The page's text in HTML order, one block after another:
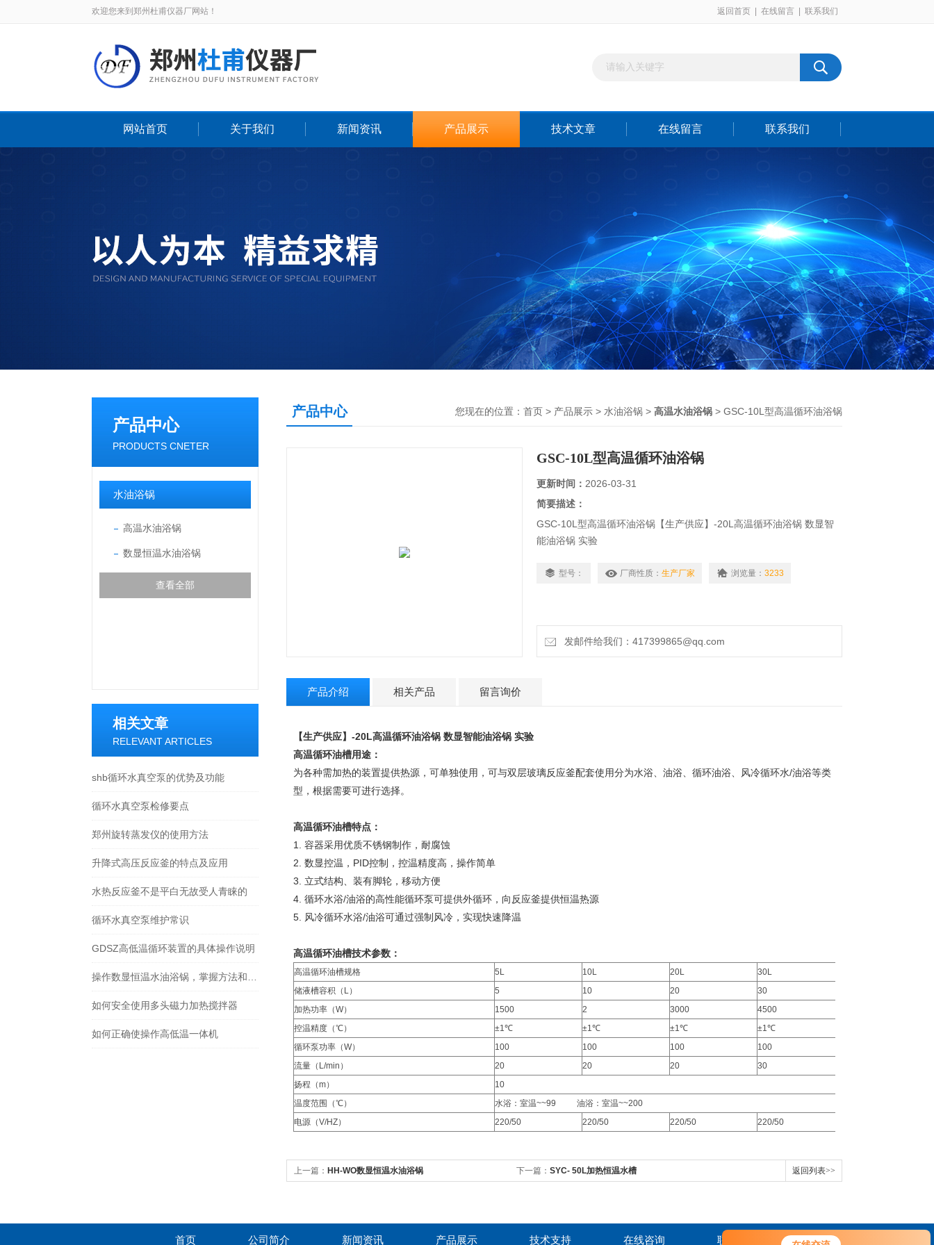
欢迎您来到郑州杜甫仪器厂网站！ 返回首页 在线留言 联系我们
网站首页 关于我们 新闻资讯 产品展示 技术文章 在线留言 联系我们
产品中心
PRODUCTS CNETER
水油浴锅
高温水油浴锅
数显恒温水油浴锅
查看全部
相关文章
RELEVANT ARTICLES
shb循环水真空泵的优势及功能
循环水真空泵检修要点
郑州旋转蒸发仪的使用方法
升降式高压反应釜的特点及应用
水热反应釜不是平白无故受人青睐的
循环水真空泵维护常识
GDSZ高低温循环装置的具体操作说明
如何安全使用多头磁力加热搅拌器
如何正确使操作高低温一体机
产品中心 您现在的位置： 首页 > 产品展示 > 水油浴锅 > 高温水油浴锅 > GSC-10L型高温循环油浴锅
GSC-10L型高温循环油浴锅
更新时间： 2026-03-31
简要描述：
GSC-10L型高温循环油浴锅【生产供应】-20L高温循环油浴锅 数显智
能油浴锅 实验
在油中间，加热快、热效高、耗电省、电子恒温。我们还对产品的温控
型号： 厂商性质： 生产厂家 浏览量： 3233
发邮件给我们：417399865@qq.com
产品介绍 相关产品 留言询价
【生产供应】-20L高温循环油浴锅 数显智能油浴锅 实验
高温循环油槽用途：
为各种需加热的装置提供热源，可单独使用，可与双层玻璃反应釜配套使用分为水浴、油浴、循环油浴、风冷循环水/油浴等类
型，根据需要可进行选择。
高温循环油槽特点：
1. 容器采用优质不锈钢制作，耐腐蚀
2. 数显控温，PID控制，控温精度高，操作简单
3. 立式结构、装有脚轮，移动方便
4. 循环水浴/油浴的高性能循环泵可提供外循环，向反应釜提供恒温热源
5. 风冷循环水浴/油浴可通过强制风冷，实现快速降温
高温循环油槽技术参数：
高温循环油槽规格 5L 10L 20L 30L
储液槽容积（L）
5 10 20 30
加热功率（W）
1500 2 3000 4500
控温精度（℃）
±1℃ ±1℃ ±1℃ ±1℃
循环泵功率（W）
100 100 100 100
流量（L/min）
20 20 20 30
扬程（m）
10
温度范围（℃）
水浴：室温~~99 油浴：室温~~200
电源（V/HZ）
220/50 220/50 220/50 220/50
上一篇： HH-WO数显恒温水油浴锅 下一篇： SYC- 50L加热恒温水槽 返回列表>>
首页 公司简介 新闻资讯 产品展示 技术支持 在线咨询 联系我们